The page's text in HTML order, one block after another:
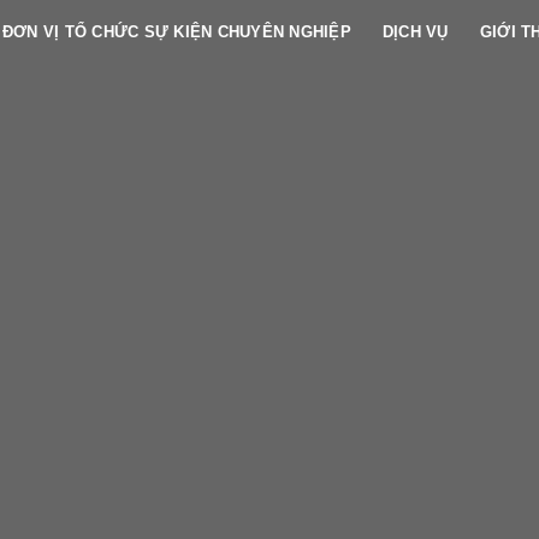
ĐƠN VỊ TỔ CHỨC SỰ KIỆN CHUYÊN NGHIỆP DỊCH VỤ GIỚI